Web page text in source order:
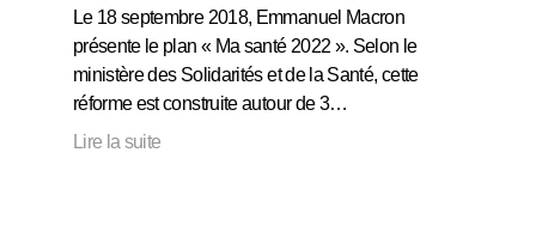
Le 18 septembre 2018, Emmanuel Macron
présente le plan « Ma santé 2022 ». Selon le
ministère des Solidarités et de la Santé, cette
réforme est construite autour de 3…
Lire la suite